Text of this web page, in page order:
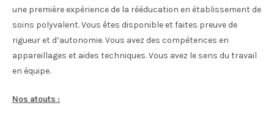
une première expérience de la rééducation en établissement de
soins polyvalent. Vous êtes disponible et faites preuve de
rigueur et d’autonomie. Vous avez des compétences en
appareillages et aides techniques. Vous avez le sens du travail
en équipe.
Nos atouts :